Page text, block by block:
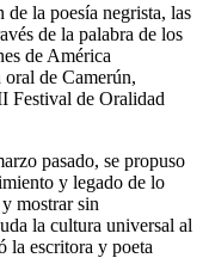
la poesía negrista, las
de la palabra de los
de América
de Camerún,
Festival de Oralidad
pasado, se propuso
y legado de lo
mostrar sin
la cultura universal al
la escritora y poeta